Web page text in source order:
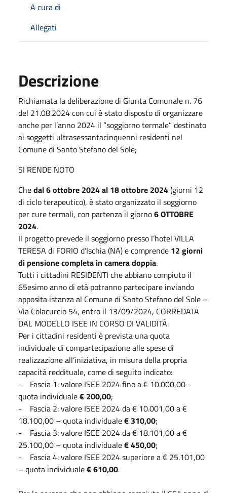
A cura di
Allegati
Descrizione
Richiamata la deliberazione di Giunta Comunale n. 76
del 21.08.2024 con cui è stato disposto di organizzare
anche per l’anno 2024 il “soggiorno termale” destinato
ai soggetti ultrasessantacinquenni residenti nel
Comune di Santo Stefano del Sole;
SI RENDE NOTO
Chedal 6 ottobre 2024 al 18 ottobre 2024(giorni 12
di ciclo terapeutico), è stato organizzato il soggiorno
per cure termali, con partenza il giorno6 OTTOBRE
2024.
Il progetto prevede il soggiorno presso l’hotel VILLA
TERESA di FORIO d’Ischia (NA) e comprende 12 giorni
di pensione completa in camera doppia.
Tutti i cittadini RESIDENTI che abbiano compiuto il
65esimo anno di età potranno partecipare inviando
apposita istanza al Comune di Santo Stefano del Sole –
Via Colacurcio 54, entro il 13/09/2024, CORREDATA
DAL MODELLO ISEE IN CORSO DI VALIDITÀ.
Per i cittadini residenti è prevista una quota
individuale di compartecipazione alle spese di
realizzazione all’iniziativa, in misura della propria
capacità reddituale, come di seguito indicato:
- Fascia 1: valore ISEE 2024 fino a € 10.000,00 -
quota individuale€ 200,00;
- Fascia 2: valore ISEE 2024 da € 10.001,00 a €
18.100,00 – quota individuale€ 310,00;
- Fascia 3: valore ISEE 2024 da € 18.101,00 a €
25.100,00 – quota individuale€ 450,00;
- Fascia 4: valore ISEE 2024 superiore a € 25.101,00
– quota individuale€ 610,00.